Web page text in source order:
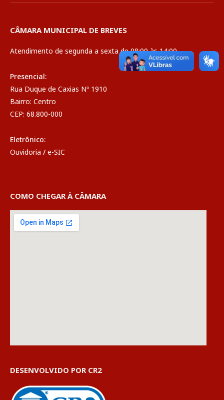
CÂMARA MUNICIPAL DE BREVES
Atendimento de segunda a sexta de 08:00 às 14:00
Presencial:
Rua Duque de Caxias Nº 1910
Bairro: Centro
CEP: 68.800-000
Eletrônico:
Ouvidoria / e-SIC
COMO CHEGAR À CÂMARA
DESENVOLVIDO POR CR2